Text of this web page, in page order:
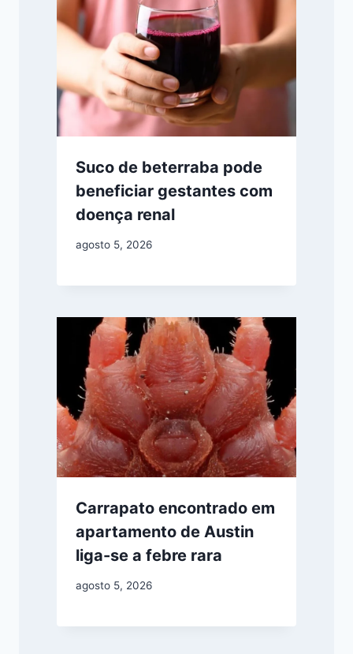
Suco de beterraba pode
beneficiar gestantes com
doença renal
agosto 5, 2026
Carrapato encontrado em
apartamento de Austin
liga-se a febre rara
agosto 5, 2026